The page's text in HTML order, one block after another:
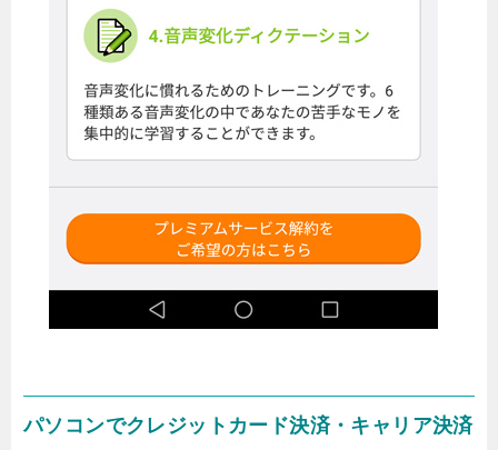
パソコンでクレジットカード決済・キャリア決済